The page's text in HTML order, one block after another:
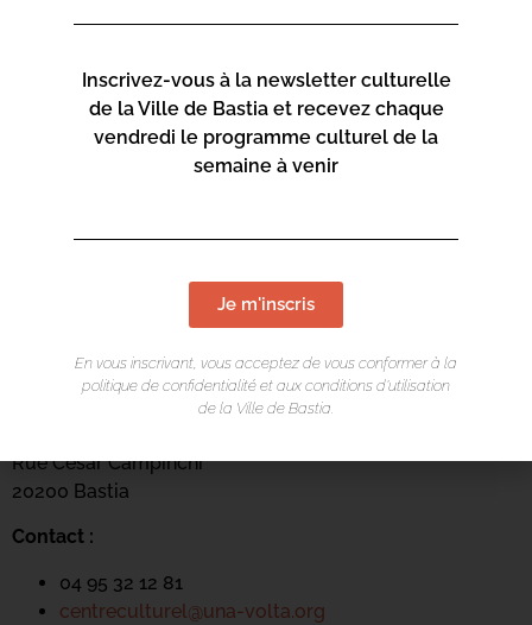
Centre culturel Una Volta
Rue César Campinchi
20200 Bastia
Contact :
04 95 32 12 81
centreculturel@una-volta.org
Inscrivez-vous à la newsletter culturelle
de la Ville de Bastia et recevez chaque
vendredi le programme culturel de la
semaine à venir
Je m'inscris
En vous inscrivant, vous acceptez de vous conformer à la
politique de confidentialité et aux conditions d’utilisation
de la Ville de Bastia.